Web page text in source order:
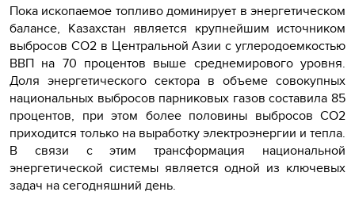
Пока ископаемое топливо доминирует в энергетическом
балансе, Казахстан является крупнейшим источником
выбросов CO2 в Центральной Азии с углеродоемкостью
ВВП на 70 процентов выше среднемирового уровня.
Доля энергетического сектора в объеме совокупных
национальных выбросов парниковых газов составила 85
процентов, при этом более половины выбросов CO2
приходится только на выработку электроэнергии и тепла.
В связи с этим трансформация национальной
энергетической системы является одной из ключевых
задач на сегодняшний день.